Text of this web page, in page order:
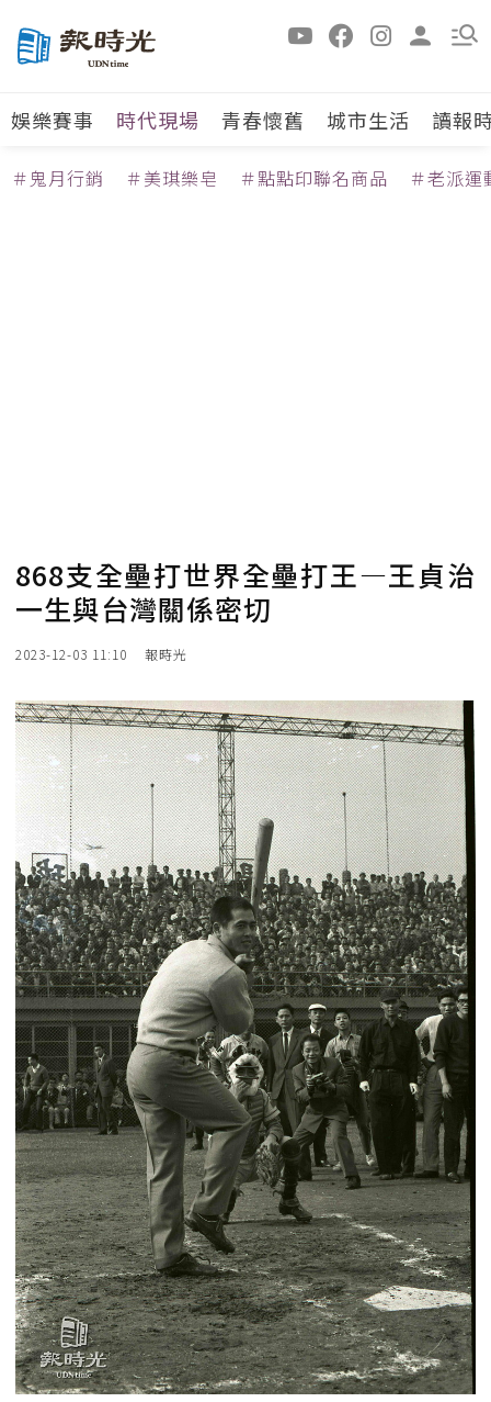
娛樂賽事 時代現場 青春懷舊 城市生活 讀報
＃鬼月行銷 ＃美琪樂皂 ＃點點印聯名商品 ＃老派運
868支全壘打世界全壘打王—王貞治
一生與台灣關係密切
2023-12-03 11:10 報時光